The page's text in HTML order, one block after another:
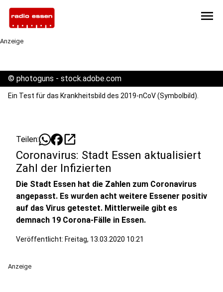
menu
Anzeige
© photoguns - stock.adobe.com
Ein Test für das Krankheitsbild des 2019-nCoV (Symbolbild).
Teilen: open_in_new
Coronavirus: Stadt Essen aktualisiert
Zahl der Infizierten
Die Stadt Essen hat die Zahlen zum Coronavirus
angepasst. Es wurden acht weitere Essener positiv
auf das Virus getestet. Mittlerweile gibt es
demnach 19 Corona-Fälle in Essen.
Veröffentlicht: Freitag, 13.03.2020 10:21
Anzeige